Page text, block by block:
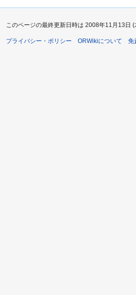
に
動
このページの最終更新日時は 2008年11月13日 (
プライバシー・ポリシー ORWikiについて 免